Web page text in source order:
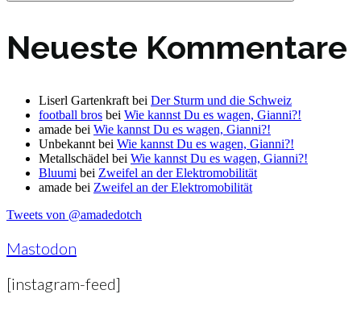
Neueste Kommentare
Liserl Gartenkraft bei Der Sturm und die Schweiz
football bros bei Wie kannst Du es wagen, Gianni?!
amade bei Wie kannst Du es wagen, Gianni?!
Unbekannt bei Wie kannst Du es wagen, Gianni?!
Metallschädel bei Wie kannst Du es wagen, Gianni?!
Bluumi bei Zweifel an der Elektromobilität
amade bei Zweifel an der Elektromobilität
Tweets von @amadedotch
Mastodon
[instagram-feed]